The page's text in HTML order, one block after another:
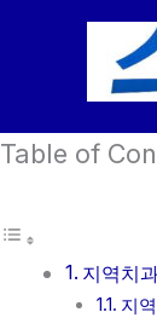
건
뛰
Table of
지역치
지